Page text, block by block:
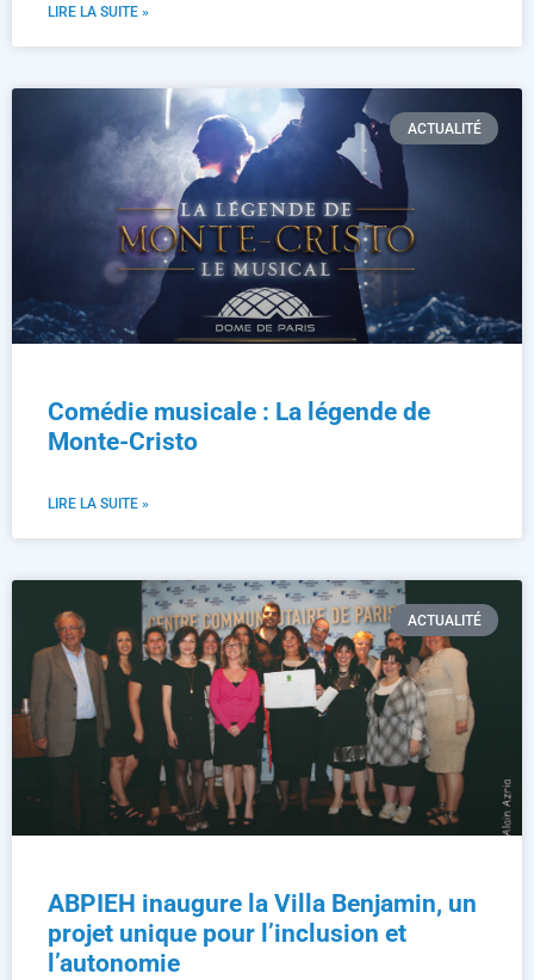
LIRE LA SUITE »
ACTUALITÉ
Comédie musicale : La légende de
Monte-Cristo
LIRE LA SUITE »
ACTUALITÉ
ABPIEH inaugure la Villa Benjamin, un
projet unique pour l’inclusion et
l’autonomie